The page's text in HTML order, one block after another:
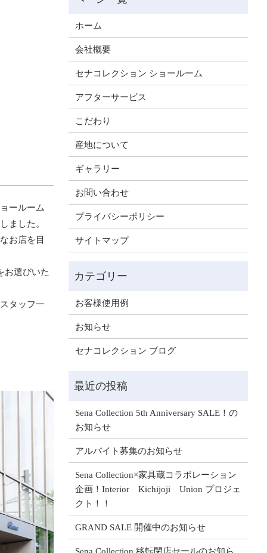
ールーム
ました。
お店を目
お選びいた
タッフ一
ホーム
会社概要
セナコレクション ショールーム
アフターサービス
こだわり
産地について
ギャラリー
お問い合わせ
プライバシーポリシー
サイトマップ
お客様使用例
お知らせ
セナコレクション ブログ
Sena Collection 5th Anniversary SALE！の
お知らせ
アルバイト募集のお知らせ
Sena Collection×家具蔵コラボレーション
企画！Interior Kichijoji Union プロジェ
クト！！
GRAND SALE 開催中のお知らせ
Sena Collection 移転閉店セールのお知ら